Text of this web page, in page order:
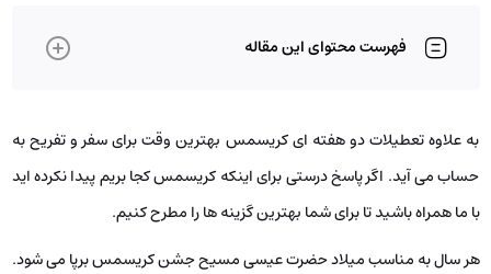
فهرست محتوای این مقاله
به علاوه تعطیلات دو هفته­ ای کریسمس بهترین وقت برای سفر و تفریح به
حساب می­ آید. اگر پاسخ درستی برای اینکه کریسمس کجا بریم پیدا نکرده اید
با ما همراه باشید تا برای شما بهترین گزینه ها را مطرح کنیم.
هر سال به مناسب میلاد حضرت عیسی مسیح جشن کریسمس برپا می ­شود.